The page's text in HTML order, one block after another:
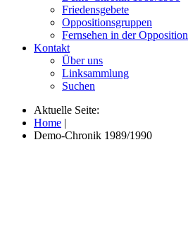
Friedensgebete
Oppositionsgruppen
Fernsehen in der Opposition
Kontakt
Über uns
Linksammlung
Suchen
Aktuelle Seite:
Home |
Demo-Chronik 1989/1990